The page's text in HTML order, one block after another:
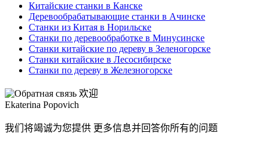
Китайские станки в Канске
Деревообрабатывающие станки в Ачинске
Станки из Китая в Норильске
Станки по деревообработке в Минусинске
Станки китайские по дереву в Зеленогорске
Станки китайские в Лесосибирске
Станки по дереву в Железногорске
欢迎
Ekaterina Popovich
我们将竭诚为您提供 更多信息并回答你所有的问题